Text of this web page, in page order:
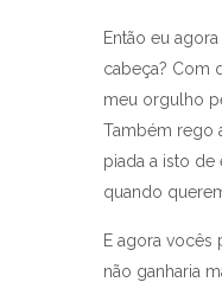
Então eu
cabeça? Com
meu orgulho
Também rego
piada a isto
quando
E agora vocês
não ganharia